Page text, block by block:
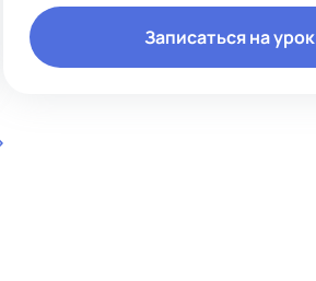
Записаться на урок